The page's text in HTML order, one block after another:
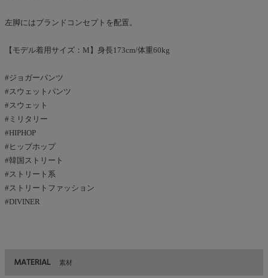
左脚にはブランドコンセプトを配置。
【モデル着用サイズ：M】身長173cm/体重60kg
#ジョガーパンツ
#スウェットパンツ
#スウェット
#ミリタリー
#HIPHOP
#ヒップホップ
#韓国ストリート
#ストリート系
#ストリートファッション
#DIVINER
MATERIAL 素材